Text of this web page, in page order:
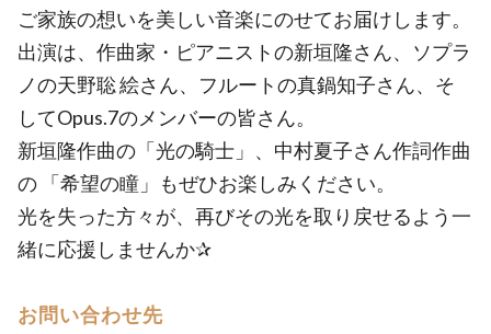
ご家族の想いを美しい音楽にのせてお届けします。
出演は、作曲家・ピアニストの新垣隆さん、ソプラ
ノの天野聡 絵さん、フルートの真鍋知子さん、そ
してOpus.7のメンバーの皆さん。
新垣隆作曲の「光の騎士」、中村夏子さん作詞作曲
の 「希望の瞳」もぜひお楽しみください。
光を失った方々が、再びその光を取り戻せるよう一
緒に応援しませんか✰
お問い合わせ先